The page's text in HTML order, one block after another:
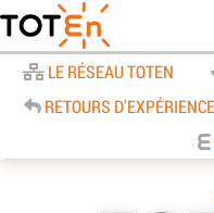
LE RÉSEAU TOTEN
RETOURS